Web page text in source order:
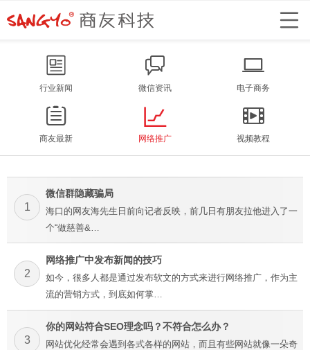
行业新闻 微信资讯 电子商务
商友最新 网络推广 视频教程
1
微信群隐藏骗局
海口的网友海先生日前向记者反映，前几日有朋友拉他进入了一
个“做慈善&…
2
网络推广中发布新闻的技巧
如今，很多人都是通过发布软文的方式来进行网络推广，作为主
流的营销方式，到底如何掌…
3
你的网站符合SEO理念吗？不符合怎么办？
网站优化经常会遇到各式各样的网站，而且有些网站就像一朵奇